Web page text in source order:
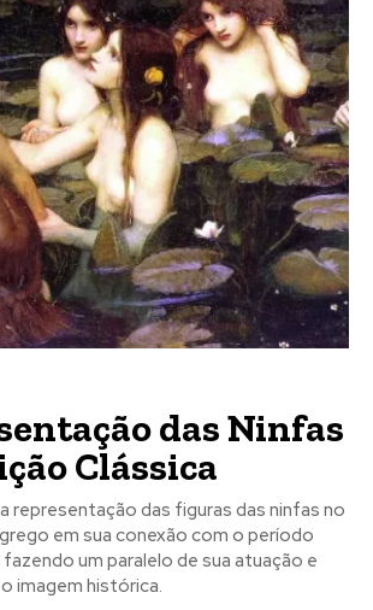
das Ninfas
Clássica
representação das figuras das ninfas no
em sua conexão com o período
um paralelo de sua atuação e
imagem histórica.